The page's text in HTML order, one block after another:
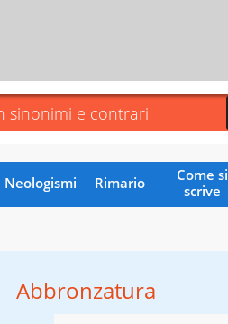
Neologismi Rimario
Come si
scrive
Abbronzatura